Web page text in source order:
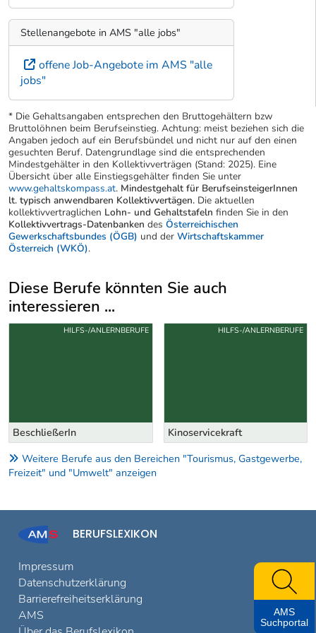
Stellenangebote in AMS "alle jobs"
offene Job-Angebote im AMS "alle
jobs"
* Die Gehaltsangaben entsprechen den Bruttogehältern bzw
Bruttolöhnen beim Berufseinstieg. Achtung: meist beziehen sich die
Angaben jedoch auf ein Berufsbündel und nicht nur auf den einen
gesuchten Beruf. Datengrundlage sind die entsprechenden
Mindestgehälter in den Kollektivverträgen (Stand: 2025). Eine
Übersicht über alle Einstiegsgehälter finden Sie unter
www.gehaltskompass.at. Mindestgehalt für BerufseinsteigerInnen
lt. typisch anwendbaren Kollektivvertägen. Die aktuellen
kollektivvertraglichen Lohn- und Gehaltstafeln finden Sie in den
Kollektivvertrags-Datenbanken des Österreichischen
Gewerkschaftsbundes (ÖGB) und der Wirtschaftskammer
Österreich (WKÖ).
Diese Berufe könnten Sie auch
interessieren ...
Uber weitere Berufsvorschläge
BeschließerIn
HILFS-/ANLERNBERUFE
Kinoservicekraft
HILFS-/ANLERNBERUFE
Weitere Berufe aus den Bereichen "Tourismus, Gastgewerbe,
Freizeit" und "Umwelt" anzeigen
BERUFSLEXIKON
Impressum
Datenschutzerklärung
Barrierefreiheitserklärung
AMS
AMS
Suchportal